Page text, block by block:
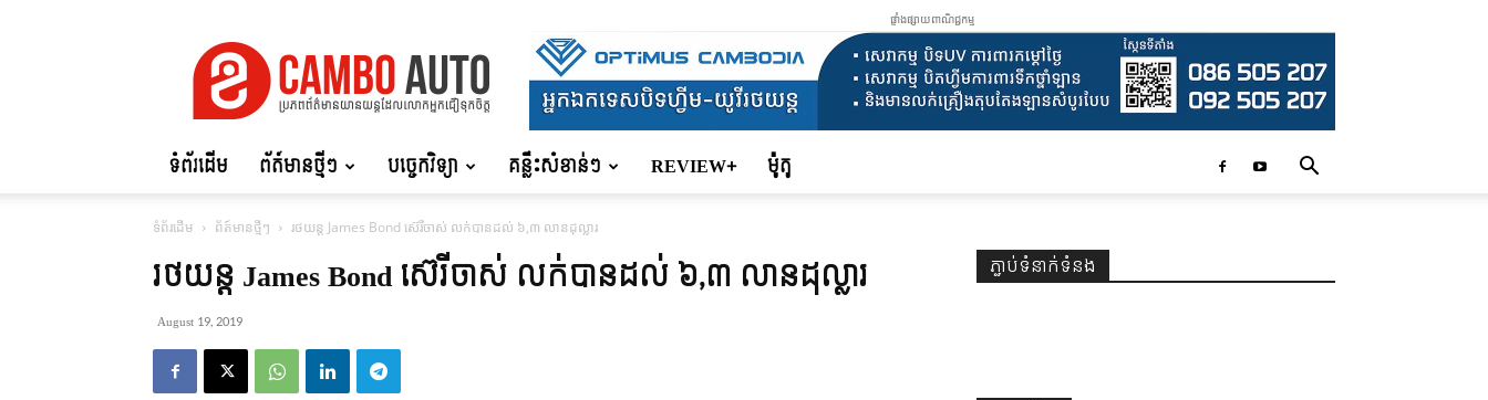
Auto
ផ្ទាំងផ្សាយពាណិជ្ជកម្ម
ទំព័រដើម ព័ត៍មានថ្មីៗ បច្ចេកវិទ្យា គន្លឹះសំខាន់ៗ REVIEW+ ម៉ូតូ
ទំព័រដើម ព័ត៍មានថ្មីៗ រថយន្ត James Bond ស៊េរីចាស់ លក់បានដល់ ៦,៣ លានដុល្លារ
រថយន្ត James Bond ស៊េរីចាស់ លក់បានដល់ ៦,៣ លានដុល្លារ
August 19, 2019
ភ្ជាប់ទំនាក់ទំនង